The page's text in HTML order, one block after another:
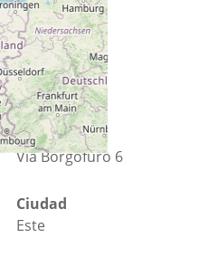
Calle
Via Borgofuro 6
Ciudad
Este